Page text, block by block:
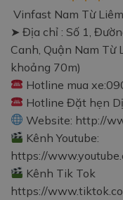
Vinfast Nam Từ
➤ Địa chỉ : Số 1,
Canh, Quận Nam Từ
khoảng 70m)
Hotline mua
Hotline Đặt hẹn
Website: http://
Kênh Youtube:
https://
Kênh Tik Tok
https://